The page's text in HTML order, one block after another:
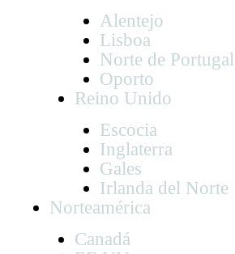
Alentejo
Lisboa
Norte de Portugal
Oporto
Reino Unido
Escocia
Inglaterra
Gales
Irlanda del Norte
Norteamérica
Canadá